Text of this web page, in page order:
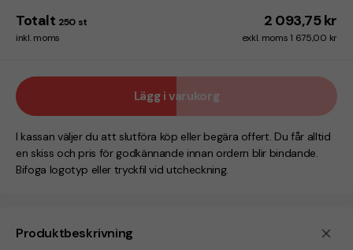
Produktbeskrivning
Totalt 250 st 2 093,75 kr
inkl. moms exkl. moms 1 675,00 kr
Lägg i varukorg
I kassan väljer du att slutföra köp eller begära offert. Du får alltid
en skiss och pris för godkännande innan ordern blir bindande.
Bifoga logotyp eller tryckfil vid utcheckning.